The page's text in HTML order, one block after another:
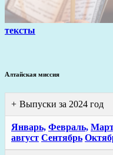
тексты
Алтайская миссия
Выпуски за 2024 год
Январь, Февраль,
август Сентябрь